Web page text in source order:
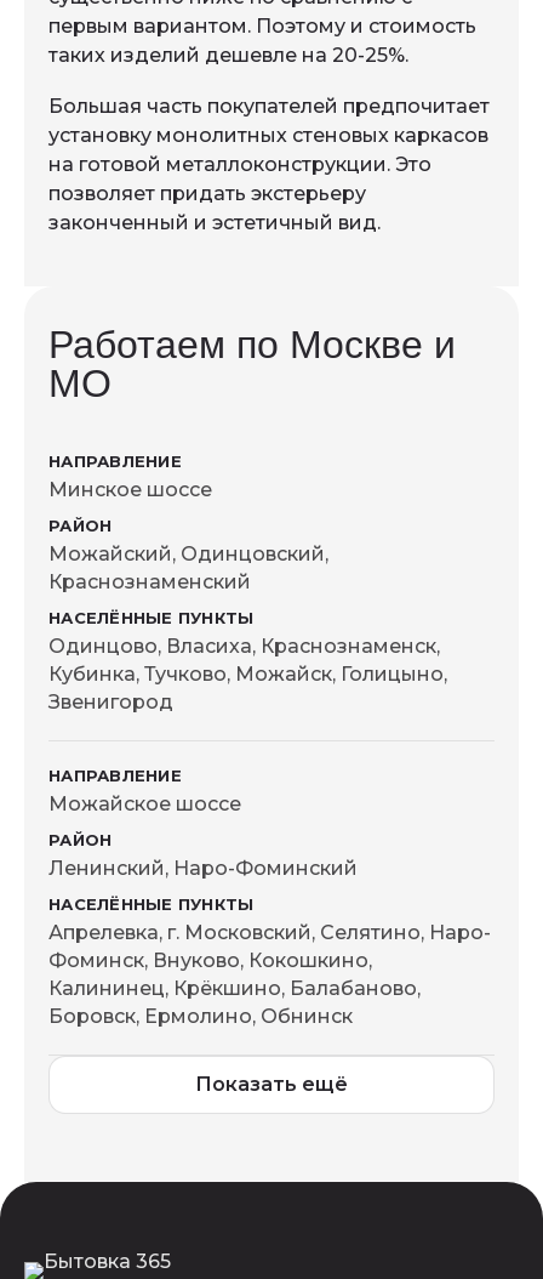
первым вариантом. Поэтому и стоимость
таких изделий дешевле на 20-25%.
Большая часть покупателей предпочитает
установку монолитных стеновых каркасов
на готовой металлоконструкции. Это
позволяет придать экстерьеру
законченный и эстетичный вид.
Работаем по Москве и
МО
Минское шоссе
Можайский, Одинцовский,
Краснознаменский
Одинцово, Власиха, Краснознаменск,
Кубинка, Тучково, Можайск, Голицыно,
Звенигород
Можайское шоссе
Ленинский, Наро-Фоминский
Апрелевка, г. Московский, Селятино, Наро-
Фоминск, Внуково, Кокошкино,
Калининец, Крёкшино, Балабаново,
Боровск, Ермолино, Обнинск
Показать ещё